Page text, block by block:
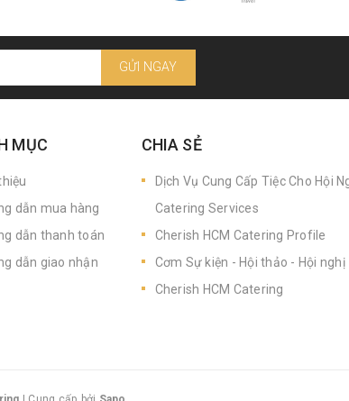
GỬI NGAY
MỤC
dẫn mua hàng
dẫn thanh toán
dẫn giao nhận
CHIA SẺ
Dịch Vụ Cung Cấp Tiệc Cho Hội
Catering Services
Cherish HCM Catering Profile
Cơm Sự kiện - Hội thảo - Hội nghị
Cherish HCM Catering